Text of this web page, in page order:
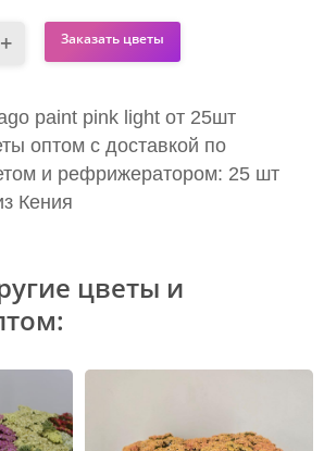
Заказать цветы
paint pink light от 25шт
оптом с доставкой по
и рефрижератором: 25 шт
Кения
цветы и